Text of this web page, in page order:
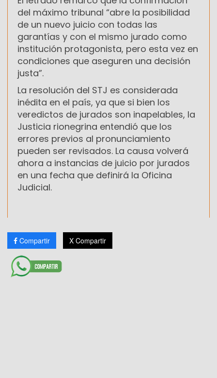
del máximo tribunal “abre la posibilidad
de un nuevo juicio con todas las
garantías y con el mismo jurado como
institución protagonista, pero esta vez en
condiciones que aseguren una decisión
justa”.
La resolución del STJ es considerada
inédita en el país, ya que si bien los
veredictos de jurados son inapelables, la
Justicia rionegrina entendió que los
errores previos al pronunciamiento
pueden ser revisados. La causa volverá
ahora a instancias de juicio por jurados
en una fecha que definirá la Oficina
Judicial.
Compartir X Compartir